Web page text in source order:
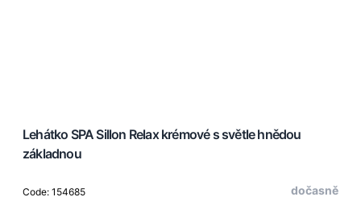
Lehátko SPA Sillon Relax krémové s světle hnědou
základnou
Code: 154685
dočasně